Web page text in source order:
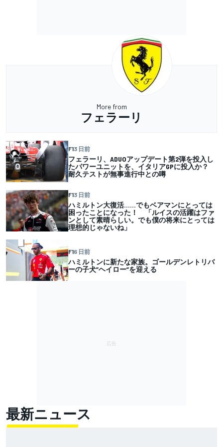
More from
フェラーリ
F13 日前
フェラーリ、ADUOアップデート第2弾を投入し
たパワーユニットを、イタリアGPに投入か？
耐久テストが無事進行中との噂
F13 日前
ハミルトン大復活……でもベアマンにとっては
困ったことになった！ 「ルイスの活躍はファ
ンとして素晴らしい。でも僕の将来にとっては
理想的じゃないね」
F16 日前
ハミルトンに新たな家族。ゴールデンレトリバ
ーの子犬”ヘイロー”を迎える
最新ニュース